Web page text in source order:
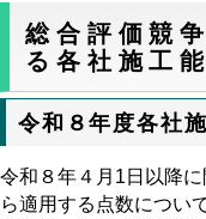
総合評価競
る各社施工
令和８年度各社
令和８年４月1日以降
ら適用する点数につい